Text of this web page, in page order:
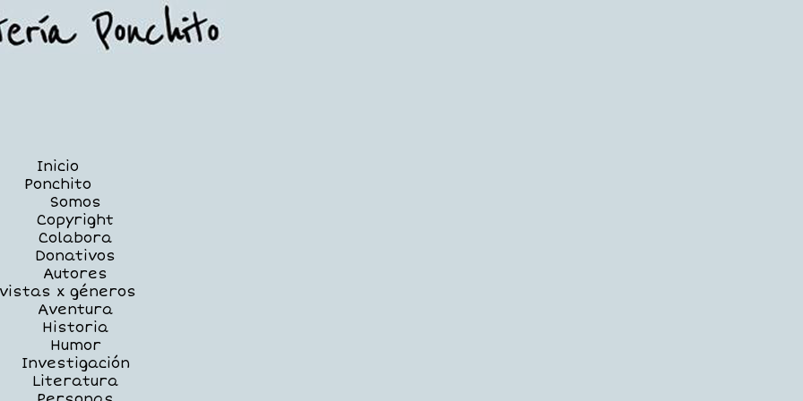
Inicio
Ponchito
Somos
Copyright
Colabora
Donativos
Autores
x géneros
Aventura
Historia
Humor
Investigación
Literatura